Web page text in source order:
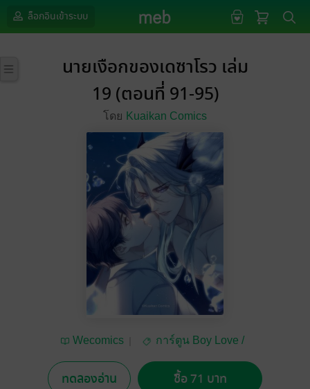
ล็อกอินเข้าระบบ
นายเงือกของเดซาโรว เล่ม
19 (ตอนที่ 91-95)
โดย Kuaikan Comics
Wecomics
การ์ตูน Boy Love /
ทดลองอ่าน ซื้อ 71 บาท